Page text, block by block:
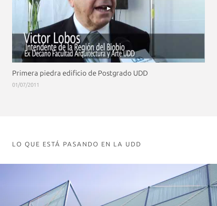
Primera piedra edificio de Postgrado UDD
01/07/2011
LO QUE ESTÁ PASANDO EN LA UDD